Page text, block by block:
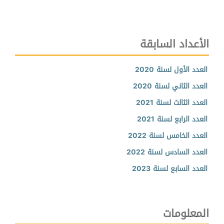
الأعداد السابقة
العدد الأول لسنة 2020
العدد الثاني لسنة 2020
العدد الثالث لسنة 2021
العدد الرابع لسنة 2021
العدد الخامس لسنة 2022
العدد السادس لسنة 2022
العدد السابع لسنة 2023
المعلومات